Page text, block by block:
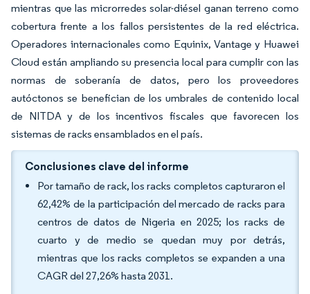
mientras que las microrredes solar-diésel ganan terreno como
cobertura frente a los fallos persistentes de la red eléctrica.
Operadores internacionales como Equinix, Vantage y Huawei
Cloud están ampliando su presencia local para cumplir con las
normas de soberanía de datos, pero los proveedores
autóctonos se benefician de los umbrales de contenido local
de NITDA y de los incentivos fiscales que favorecen los
sistemas de racks ensamblados en el país.
Conclusiones clave del informe
Por tamaño de rack, los racks completos capturaron el
62,42% de la participación del mercado de racks para
centros de datos de Nigeria en 2025; los racks de
cuarto y de medio se quedan muy por detrás,
mientras que los racks completos se expanden a una
CAGR del 27,26% hasta 2031.